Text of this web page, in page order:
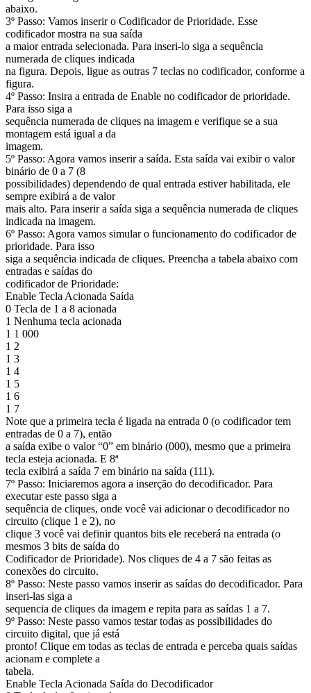
abaixo.
3º Passo: Vamos inserir o Codificador de Prioridade. Esse
codificador mostra na sua saída
a maior entrada selecionada. Para inseri-lo siga a sequência
numerada de cliques indicada
na figura. Depois, ligue as outras 7 teclas no codificador, conforme a
figura.
4º Passo: Insira a entrada de Enable no codificador de prioridade.
Para isso siga a
sequência numerada de cliques na imagem e verifique se a sua
montagem está igual a da
imagem.
5º Passo: Agora vamos inserir a saída. Esta saída vai exibir o valor
binário de 0 a 7 (8
possibilidades) dependendo de qual entrada estiver habilitada, ele
sempre exibirá a de valor
mais alto. Para inserir a saída siga a sequência numerada de cliques
indicada na imagem.
6º Passo: Agora vamos simular o funcionamento do codificador de
prioridade. Para isso
siga a sequência indicada de cliques. Preencha a tabela abaixo com
entradas e saídas do
codificador de Prioridade:
Enable Tecla Acionada Saída
0 Tecla de 1 a 8 acionada
1 Nenhuma tecla acionada
1 1 000
1 2
1 3
1 4
1 5
1 6
1 7
Note que a primeira tecla é ligada na entrada 0 (o codificador tem
entradas de 0 a 7), então
a saída exibe o valor “0” em binário (000), mesmo que a primeira
tecla esteja acionada. E 8ª
tecla exibirá a saída 7 em binário na saída (111).
7º Passo: Iniciaremos agora a inserção do decodificador. Para
executar este passo siga a
sequência de cliques, onde você vai adicionar o decodificador no
circuito (clique 1 e 2), no
clique 3 você vai definir quantos bits ele receberá na entrada (o
mesmos 3 bits de saída do
Codificador de Prioridade). Nos cliques de 4 a 7 são feitas as
conexões do circuito.
8º Passo: Neste passo vamos inserir as saídas do decodificador. Para
inseri-las siga a
sequencia de cliques da imagem e repita para as saídas 1 a 7.
9º Passo: Neste passo vamos testar todas as possibilidades do
circuito digital, que já está
pronto! Clique em todas as teclas de entrada e perceba quais saídas
acionam e complete a
tabela.
Enable Tecla Acionada Saída do Decodificador